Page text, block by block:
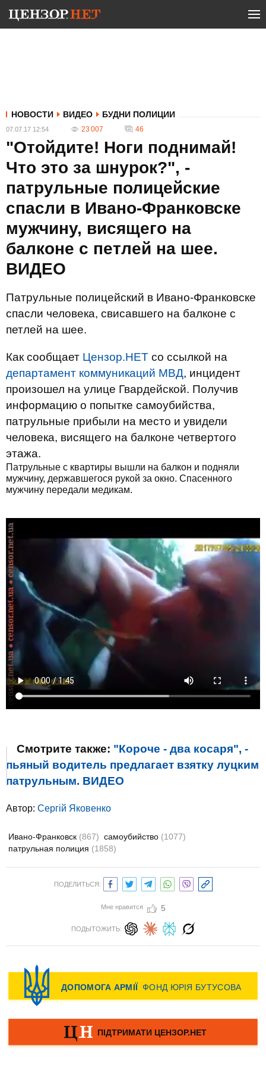
НОВОСТИ ВИДЕО БУДНИ ПОЛИЦИИ
07.07.17 12:54 23 007 46
"Отойдите! Ноги поднимай!
Что это за шнурок?", -
патрульные полицейские
спасли в Ивано-Франковске
мужчину, висящего на
балконе с петлей на шее.
ВИДЕО
Патрульные полицейский в Ивано-Франковске
спасли человека, свисавшего на балконе с
петлей на шее.
Как сообщает Цензор.НЕТ со ссылкой на
департамент коммуникаций МВД, инцидент
произошел на улице Гвардейской. Получив
информацию о попытке самоубийства,
патрульные прибыли на место и увидели
человека, висящего на балконе четвертого
этажа.
Патрульные с квартиры вышли на балкон и подняли
мужчину, державшегося рукой за окно. Спасенного
мужчину передали медикам.
Смотрите также: "Короче - два косаря", -
пьяный водитель предлагает взятку луцким
патрульным. ВИДЕО
Автор: Сергій Яковенко
Ивано-Франковск (867) самоубийство (1077)
патрульная полиция (1858)
ПОДЕЛИТЬСЯ:
Мне нравится 5
ПОДЫТОЖИТЬ: